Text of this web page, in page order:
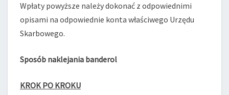
Wpłaty powyższe należy dokonać z odpowiednimi
opisami na odpowiednie konta właściwego Urzędu
Skarbowego.
Sposób naklejania banderol
KROK PO KROKU